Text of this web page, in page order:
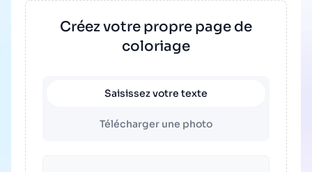
Créez votre propre page de
coloriage
Saisissez votre texte
Télécharger une photo